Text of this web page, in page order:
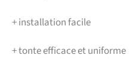
+installation facile
+tonte efficace et uniforme